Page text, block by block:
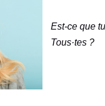
Est-ce que
Tous·tes ?